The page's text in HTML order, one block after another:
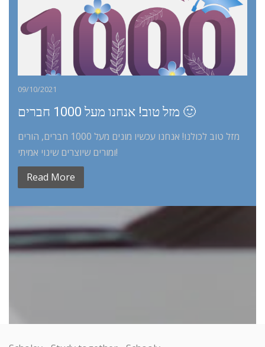
09/10/2021
מזל טוב! אנחנו מעל 1000 חברים 🙂
מזל טוב לכולנו! אנחנו עכשיו מונים מעל 1000 חברים, הורים
ומורים שיוצרים שינוי אמיתי!
Read More